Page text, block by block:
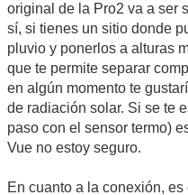
original de la Pro2 va a ser
sí, si tienes un sitio donde
pluvio y ponerlos a alturas
que te permite separar
en algún momento te
de radiación solar. Si se te
paso con el sensor termo)
Vue no estoy seguro.
En cuanto a la conexión,